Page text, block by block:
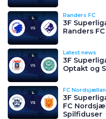
Randers FC
3F
Randers
Latest news
3F
Optakt og
FC
3F
FC
Spilfiduser